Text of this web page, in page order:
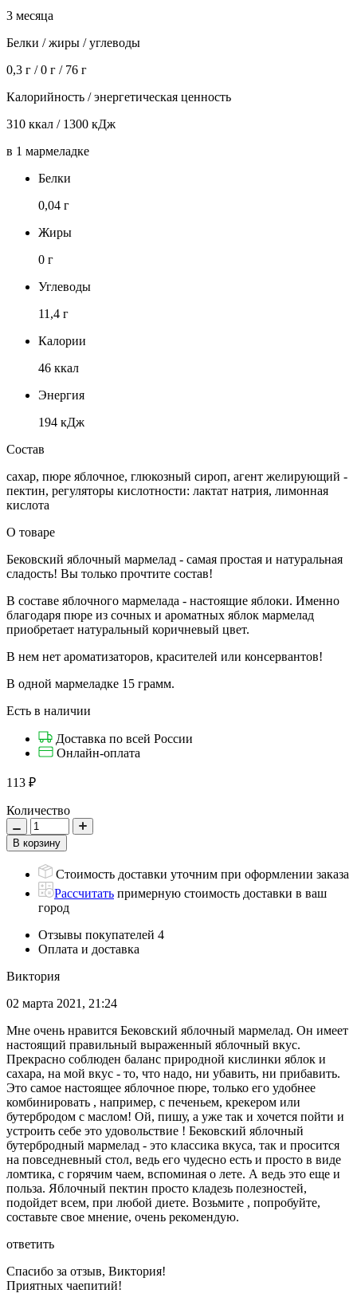
3 месяца
Белки / жиры / углеводы
0,3 г / 0 г / 76 г
Калорийность / энергетическая ценность
310 ккал / 1300 кДж
в 1 мармеладке
Белки
0,04 г
Жиры
0 г
Углеводы
11,4 г
Калории
46 ккал
Энергия
194 кДж
Состав
сахар, пюре яблочное, глюкозный сироп, агент желирующий -
пектин, регуляторы кислотности: лактат натрия, лимонная
кислота
О товаре
Бековский яблочный мармелад - самая простая и натуральная
сладость! Вы только прочтите состав!
В составе яблочного мармелада - настоящие яблоки. Именно
благодаря пюре из сочных и ароматных яблок мармелад
приобретает натуральный коричневый цвет.
В нем нет ароматизаторов, красителей или консервантов!
В одной мармеладке 15 грамм.
Есть в наличии
Доставка по всей России
Онлайн-оплата
113 ₽
Количество
Стоимость доставки уточним при оформлении заказа
Рассчитать примерную стоимость доставки в ваш
город
Отзывы покупателей 4
Оплата и доставка
Виктория
02 марта 2021, 21:24
Мне очень нравится Бековский яблочный мармелад. Он имеет
настоящий правильный выраженный яблочный вкус.
Прекрасно соблюден баланс природной кислинки яблок и
сахара, на мой вкус - то, что надо, ни убавить, ни прибавить.
Это самое настоящее яблочное пюре, только его удобнее
комбинировать , например, с печеньем, крекером или
бутербродом с маслом! Ой, пишу, а уже так и хочется пойти и
устроить себе это удовольствие ! Бековский яблочный
бутербродный мармелад - это классика вкуса, так и просится
на повседневный стол, ведь его чудесно есть и просто в виде
ломтика, с горячим чаем, вспоминая о лете. А ведь это еще и
польза. Яблочный пектин просто кладезь полезностей,
подойдет всем, при любой диете. Возьмите , попробуйте,
составьте свое мнение, очень рекомендую.
ответить
Спасибо за отзыв, Виктория!
Приятных чаепитий!